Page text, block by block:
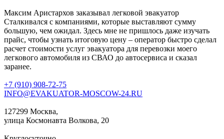
Максим Аристархов заказывал легковой эвакуатор
Сталкивался с компаниями, которые выставляют сумму
большую, чем ожидал. Здесь мне не пришлось даже изучать
прайс, чтобы узнать итоговую цену – оператор быстро сделал
расчет стоимости услуг эвакуатора для перевозки моего
легкового автомобиля из СВАО до автосервиса и сказал
заранее.
+7 (910) 908-72-75
INFO@EVAKUATOR-MOSCOW-24.RU
127299 Москва,
улица Космонавта Волкова, 20